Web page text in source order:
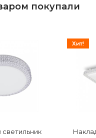
покупали
Хит!